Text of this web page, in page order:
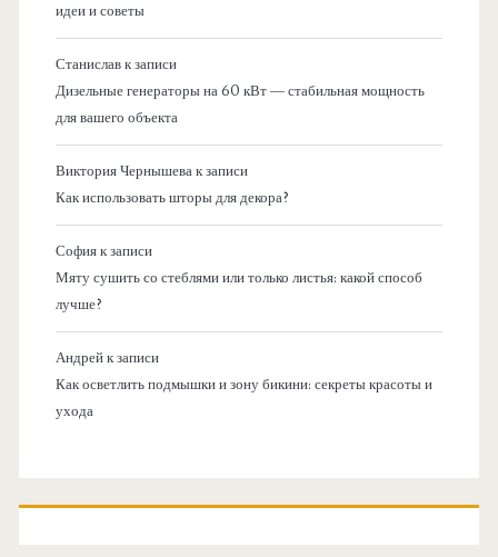
идеи и советы
Станиславк записи
Дизельные генераторы на 60 кВт — стабильная мощность
для вашего объекта
Виктория Чернышевак записи
Как использовать шторы для декора?
Софияк записи
Мяту сушить со стеблями или только листья: какой способ
лучше?
Андрейк записи
Как осветлить подмышки и зону бикини: секреты красоты и
ухода